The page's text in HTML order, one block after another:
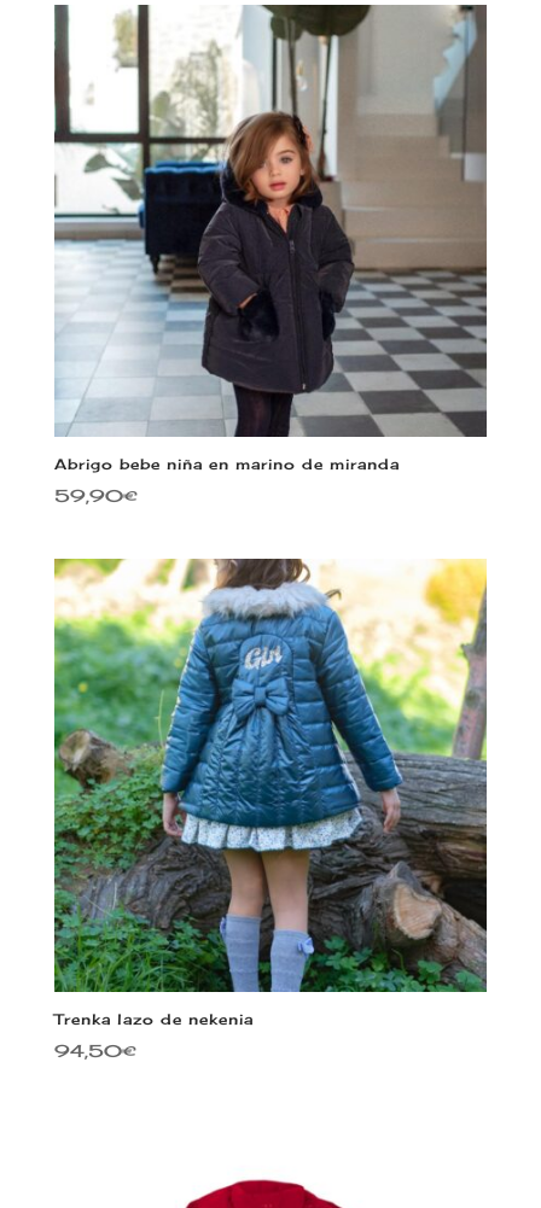
Abrigo bebe niña en marino de miranda
59,90€
Trenka lazo de nekenia
94,50€